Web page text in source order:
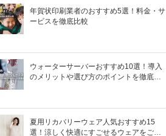
年賀状印刷業者のおすすめ5選！料金・サ
ービスを徹底比較
ウォーターサーバーおすすめ10選！導入
のメリットや選び方のポイントを徹底解
夏用リカバリーウェア人気おすすめ15
選！涼しく快適にすごせるウェアをご紹